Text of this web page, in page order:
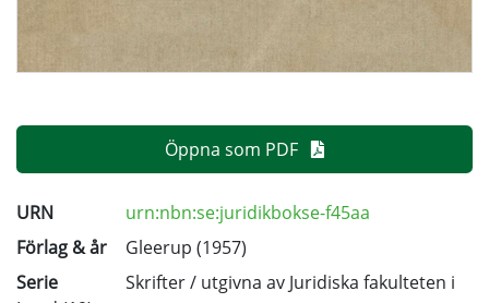
Öppna som PDF
URN
urn:nbn:se:juridikbokse-f45aa
Förlag & år
Gleerup (1957)
Serie
Skrifter / utgivna av Juridiska fakulteten i